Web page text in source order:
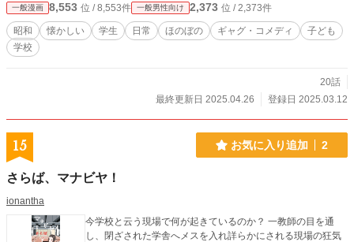
一般漫画 8,553 位 / 8,553件 一般男性向け 2,373 位 / 2,373件
昭和 懐かしい 学生 日常 ほのぼの ギャグ・コメディ
子ども
学校
20話
最終更新日 2025.04.26
登録日 2025.03.12
15 お気に入り追加 2
さらば、マナビヤ！
ionantha
今学校と云う現場で何が起きているのか？ 一教師の目を通
し、閉ざされた学舎へメスを入れ詳らかにされる現場の狂気